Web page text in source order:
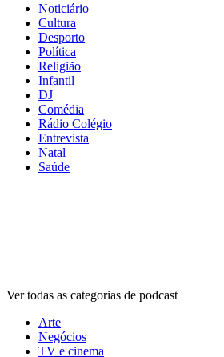
Noticiário
Cultura
Desporto
Política
Religião
Infantil
DJ
Comédia
Rádio Colégio
Entrevista
Natal
Saúde
Ver todas as categorias de podcast
Arte
Negócios
TV e cinema